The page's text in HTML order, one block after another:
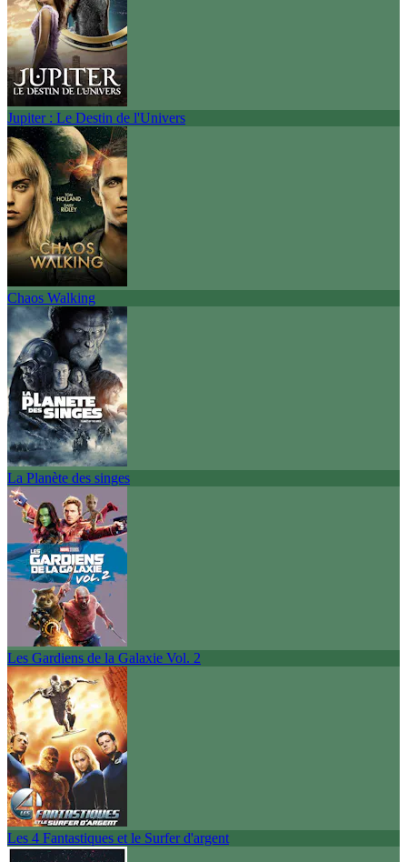
Jupiter : Le Destin de l'Univers
Chaos Walking
La Planète des singes
Les Gardiens de la Galaxie Vol. 2
Les 4 Fantastiques et le Surfer d'argent